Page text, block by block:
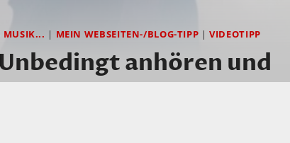
MUSIK... | MEIN WEBSEITEN-/BLOG-TIPP |VIDEOTIPP
anhören und